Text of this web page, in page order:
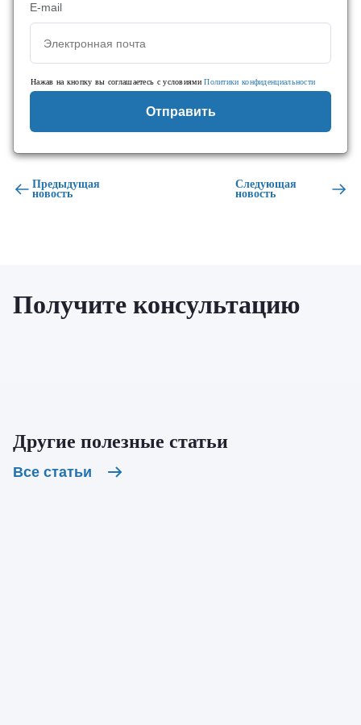
E-mail
Нажав на кнопку вы соглашаетесь с условиямиПолитики конфиденциальности
Отправить
Предыдущая
новость
Следующая
новость
Получите консультацию
Другие полезные статьи
Все статьи